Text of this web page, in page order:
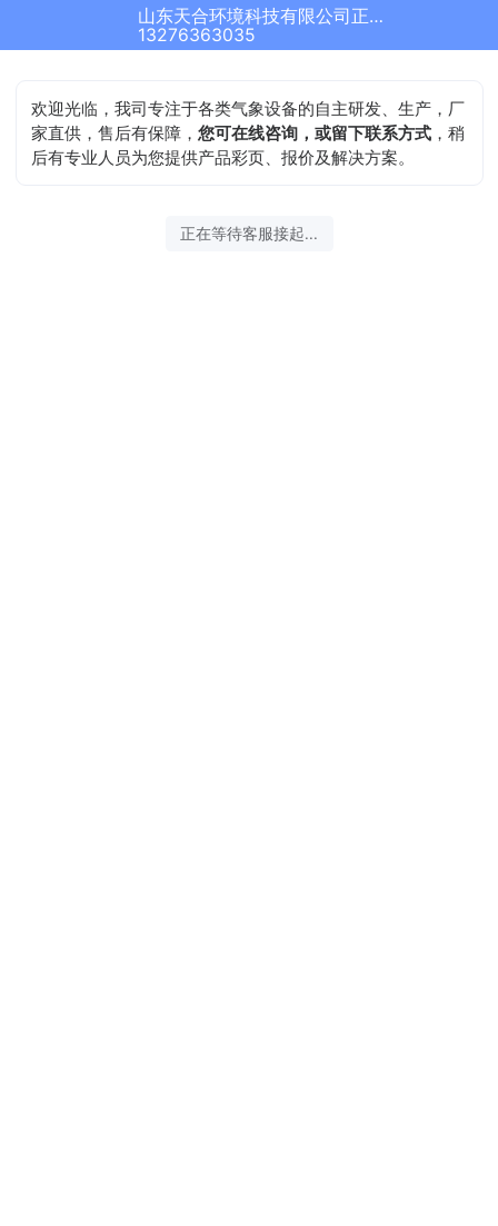
山东天合环境科技有限公司正在为您服务
13276363035
欢迎光临，我司专注于各类气象设备的自主研发、生产，厂
家直供，售后有保障，您可在线咨询，或留下联系方式 ，稍
后有专业人员为您提供产品彩页、报价及解决方案。
2026-08-09 12:31:32 开始沟通